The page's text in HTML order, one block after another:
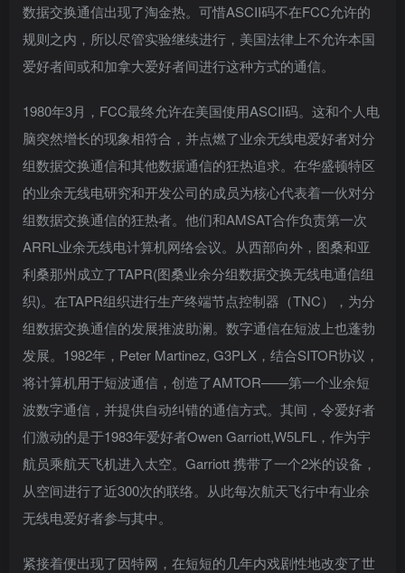
数据交换通信出现了淘金热。可惜ASCII码不在FCC允许的
规则之内，所以尽管实验继续进行，美国法律上不允许本国
爱好者间或和加拿大爱好者间进行这种方式的通信。
1980年3月，FCC最终允许在美国使用ASCII码。这和个人电
脑突然增长的现象相符合，并点燃了业余无线电爱好者对分
组数据交换通信和其他数据通信的狂热追求。在华盛顿特区
的业余无线电研究和开发公司的成员为核心代表着一伙对分
组数据交换通信的狂热者。他们和AMSAT合作负责第一次
ARRL业余无线电计算机网络会议。从西部向外，图桑和亚
利桑那州成立了TAPR(图桑业余分组数据交换无线电通信组
织)。在TAPR组织进行生产终端节点控制器（TNC），为分
组数据交换通信的发展推波助澜。数字通信在短波上也蓬勃
发展。1982年，Peter Martinez, G3PLX，结合SITOR协议，
将计算机用于短波通信，创造了AMTOR——第一个业余短
波数字通信，并提供自动纠错的通信方式。其间，令爱好者
们激动的是于1983年爱好者Owen Garriott,W5LFL，作为宇
航员乘航天飞机进入太空。Garriott 携带了一个2米的设备，
从空间进行了近300次的联络。从此每次航天飞行中有业余
无线电爱好者参与其中。
紧接着便出现了因特网，在短短的几年内戏剧性地改变了世